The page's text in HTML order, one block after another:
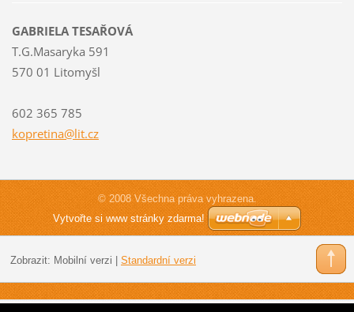
GABRIELA TESAŘOVÁ
T.G.Masaryka 591
570 01 Litomyšl
602 365 785
kopretina@lit.cz
© 2008 Všechna práva vyhrazena.
Vytvořte si www stránky zdarma!
Zobrazit: Mobilní verzi | Standardní verzi